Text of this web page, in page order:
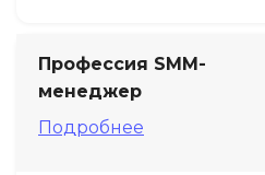
Профессия SMM-
менеджер
Подробнее